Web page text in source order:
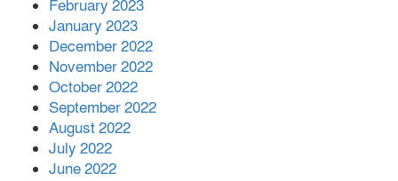
February 2023
January 2023
December 2022
November 2022
October 2022
September 2022
August 2022
July 2022
June 2022